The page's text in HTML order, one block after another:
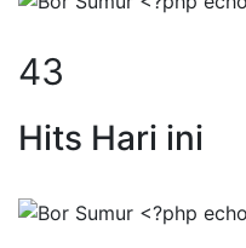
59
Hits Hari ini